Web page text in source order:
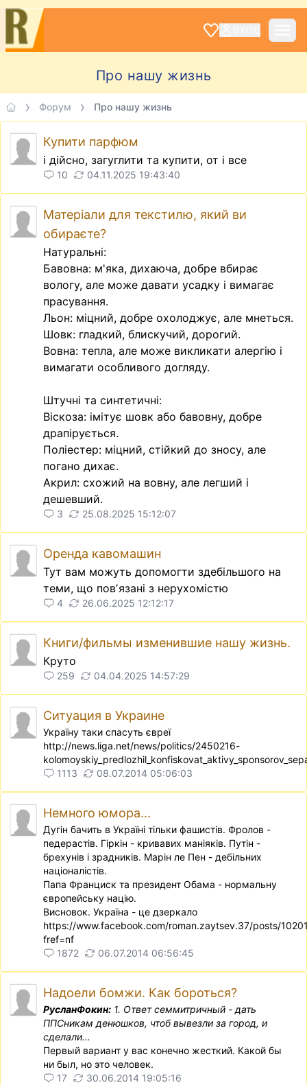
Про нашу жизнь
Форум Про нашу жизнь
Купити парфюм
і дійсно, загуглити та купити, от і все
10 04.11.2025 19:43:40
Матеріали для текстилю, який ви
обираєте?
Натуральні:
Бавовна: м'яка, дихаюча, добре вбирає
вологу, але може давати усадку і вимагає
прасування.
Льон: міцний, добре охолоджує, але мнеться.
Шовк: гладкий, блискучий, дорогий.
Вовна: тепла, але може викликати алергію і
вимагати особливого догляду.
Штучні та синтетичні:
Віскоза: імітує шовк або бавовну, добре
драпірується.
Поліестер: міцний, стійкий до зносу, але
погано дихає.
Акрил: схожий на вовну, але легший і
дешевший.
3 25.08.2025 15:12:07
Оренда кавомашин
Тут вам можуть допомогти здебільшого на
теми, що повʼязані з нерухомістю
4 26.06.2025 12:12:17
Книги/фильмы изменившие нашу жизнь.
Круто
259 04.04.2025 14:57:29
Ситуация в Украине
Україну таки спасуть євреї
http://news.liga.net/news/politics/2450216-
1113
08.07.2014 05:06:03
Немного юмора...
Дугiн бачить в Українi тiльки фашистiв. Фролов -
педерастiв. Гiркiн - кривавих манiякiв. Путiн -
брехунiв i зрадникiв. Марiн ле Пен - дебiльних
нацiоналiстiв.
Папа Франциск та президент Обама - нормальну
європейську нацiю.
Висновок. Україна - це дзеркало
https://www.facebook.com/roman.zaytsev.37/posts/
fref=nf
1872
06.07.2014 06:56:45
Надоели бомжи. Как бороться?
РусланФокин: 1. Ответ семмитричный - дать
ППСникам денюшков, чтоб вывезли за город, и
сделали...
Первый вариант у вас конечно жесткий. Какой бы
ни был, но это человек.
17
30.06.2014 19:05:16